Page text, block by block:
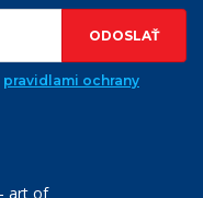
ODOSLAŤ
pravidlami ochrany